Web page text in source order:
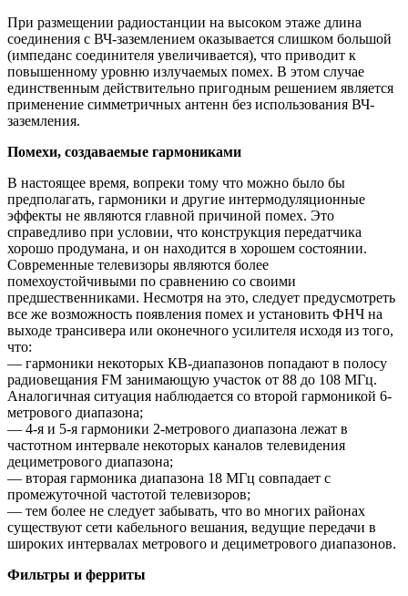
При размещении радиостанции на высоком этаже длина
соединения с ВЧ-заземлением оказывается слишком большой
(импеданс соединителя увеличивается), что приводит к
повышенному уровню излучаемых помех. В этом случае
единственным действительно пригодным решением является
применение симметричных антенн без использования ВЧ-
заземления.
Помехи, создаваемые гармониками
В настоящее время, вопреки тому что можно было бы
предполагать, гармоники и другие интермодуляционные
эффекты не являются главной причиной помех. Это
справедливо при условии, что конструкция передатчика
хорошо продумана, и он находится в хорошем состоянии.
Современные телевизоры являются более
помехоустойчивыми по сравнению со своими
предшественниками. Несмотря на это, следует предусмотреть
все же возможность появления помех и установить ФНЧ на
выходе трансивера или оконечного усилителя исходя из того,
что:
— гармоники некоторых КВ-диапазонов попадают в полосу
радиовещания FM занимающую участок от 88 до 108 МГц.
Аналогичная ситуация наблюдается со второй гармоникой 6-
метрового диапазона;
— 4-я и 5-я гармоники 2-метрового диапазона лежат в
частотном интервале некоторых каналов телевидения
дециметрового диапазона;
— вторая гармоника диапазона 18 МГц совпадает с
промежуточной частотой телевизоров;
— тем более не следует забывать, что во многих районах
существуют сети кабельного вешания, ведущие передачи в
широких интервалах метрового и дециметрового диапазонов.
Фильтры и ферриты